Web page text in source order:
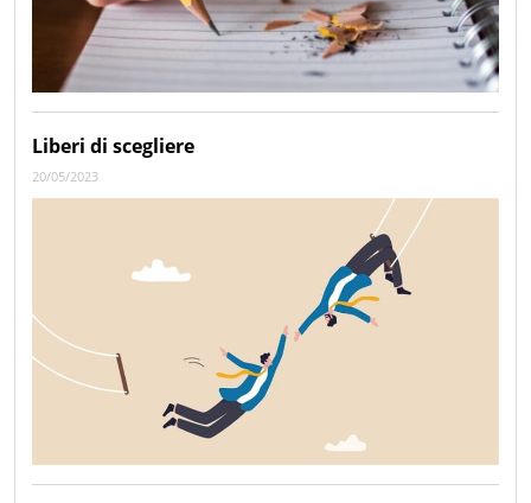
Liberi di scegliere
20/05/2023